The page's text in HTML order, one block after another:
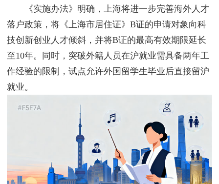
讯
联
系
我
们
《实施办法》明确，上海将进一步完善海外人才
落户政策，将《上海市居住证》B证的申请对象向科
技创新创业人才倾斜，并将B证的最高有效期限延长
至10年。同时，突破外籍人员在沪就业需具备两年工
作经验的限制，试点允许外国留学生毕业后直接留沪
就业。